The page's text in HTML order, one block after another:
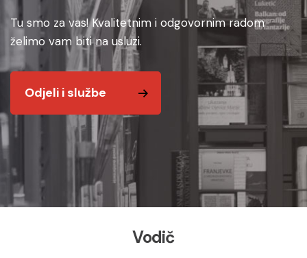
Tu smo za vas! Kvalitetnim i odgovornim radom
želimo vam biti na usluzi.
Odjeli i službe
Vodič